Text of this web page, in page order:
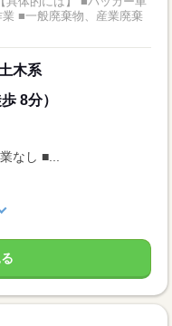
■一般廃棄物、産業廃棄
木系
8分）
なし ■...